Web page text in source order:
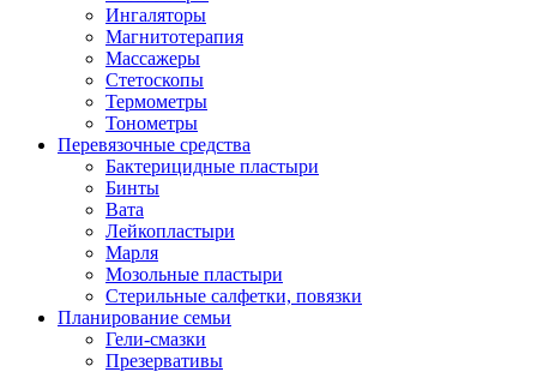
Ингаляторы
Магнитотерапия
Массажеры
Стетоскопы
Термометры
Тонометры
Перевязочные средства
Бактерицидные пластыри
Бинты
Вата
Лейкопластыри
Марля
Мозольные пластыри
Стерильные салфетки, повязки
Планирование семьи
Гели-смазки
Презервативы